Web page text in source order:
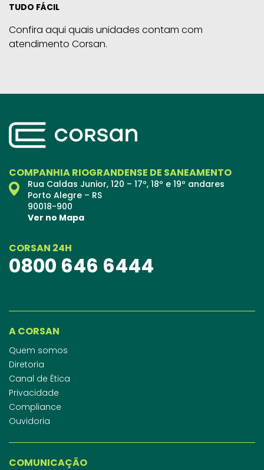
TUDO FÁCIL
Confira aqui quais unidades contam com
atendimento Corsan.
COMPANHIA RIOGRANDENSE DE SANEAMENTO
Rua Caldas Junior, 120 – 17º, 18º e 19º andares
Porto Alegre – RS
90018-900
Ver no Mapa
CORSAN 24H
0800 646 6444
A CORSAN
Quem somos
Diretoria
Canal de Ética
Privacidade
Compliance
Ouvidoria
COMUNICAÇÃO